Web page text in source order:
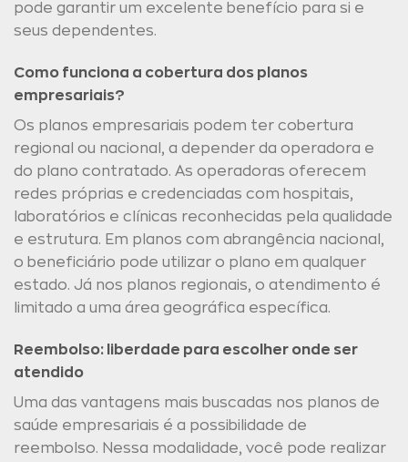
pode garantir um excelente benefício para si e
seus dependentes.
Como funciona a cobertura dos planos
empresariais?
Os planos empresariais podem ter cobertura
regional ou nacional, a depender da operadora e
do plano contratado. As operadoras oferecem
redes próprias e credenciadas com hospitais,
laboratórios e clínicas reconhecidas pela qualidade
e estrutura. Em planos com abrangência nacional,
o beneficiário pode utilizar o plano em qualquer
estado. Já nos planos regionais, o atendimento é
limitado a uma área geográfica específica.
Reembolso: liberdade para escolher onde ser
atendido
Uma das vantagens mais buscadas nos planos de
saúde empresariais é a possibilidade de
reembolso. Nessa modalidade, você pode realizar